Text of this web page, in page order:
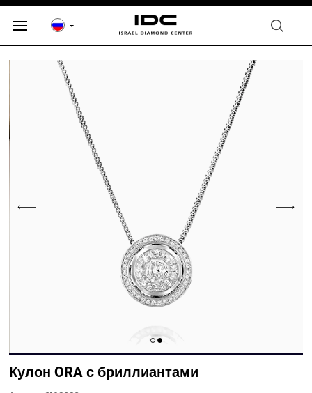
Кулон ORA с бриллиантами